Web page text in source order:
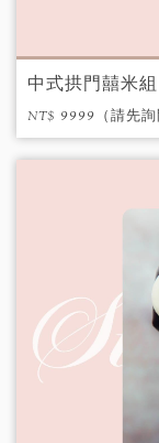
中式拱門囍米組
NT$ 9999（請先